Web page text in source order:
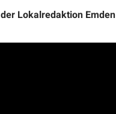
der Lokalredaktion Emden